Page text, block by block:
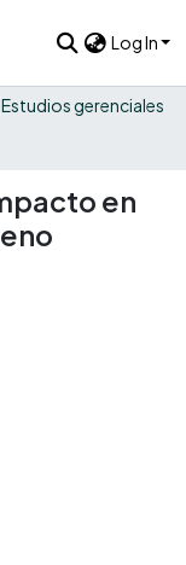
Log In
Estudios gerenciales
en